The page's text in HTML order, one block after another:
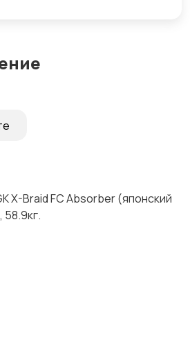
X-Braid FC Absorber (японский
58.9кг.